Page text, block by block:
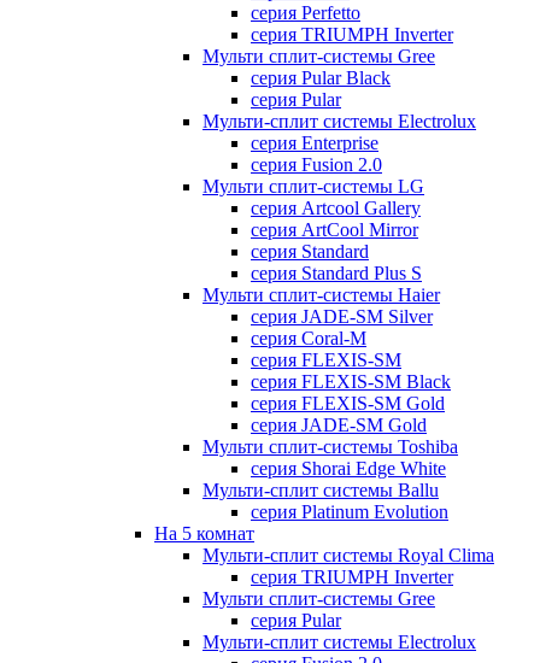
серия Perfetto
серия TRIUMPH Inverter
Мульти сплит-системы Gree
серия Pular Black
серия Pular
Мульти-сплит системы Electrolux
серия Enterprise
серия Fusion 2.0
Мульти сплит-системы LG
серия Artcool Gallery
серия ArtCool Mirror
серия Standard
серия Standard Plus S
Мульти сплит-системы Haier
серия JADE-SM Silver
серия Coral-M
серия FLEXIS-SM
серия FLEXIS-SM Black
серия FLEXIS-SM Gold
серия JADE-SM Gold
Мульти сплит-системы Toshiba
серия Shorai Edge White
Мульти-сплит системы Ballu
серия Platinum Evolution
На 5 комнат
Мульти-сплит системы Royal Clima
серия TRIUMPH Inverter
Мульти сплит-системы Gree
серия Pular
Мульти-сплит системы Electrolux